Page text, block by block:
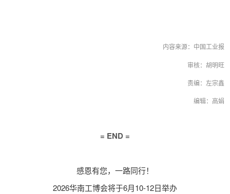
内容来源：中国工业报
审核：胡明旺
责编：左宗鑫
编辑：高娟
= END =
感恩有您，一路同行！
2026华南工博会将于6月10-12日举办